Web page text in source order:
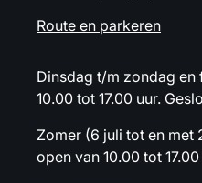
Route en parkeren
Dinsdag t/m zondag
10.00 tot 17.00 uur.
Zomer (6 juli tot en met
open van 10.00 tot 17.00